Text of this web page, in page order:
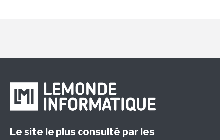
Le site le plus consulté par les